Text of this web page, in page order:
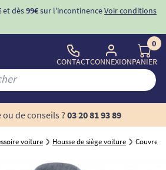
et dès99€sur l'incontinenceVoir conditions
CONTACTCONNEXION
0
PANIER
de conseils ?03 20 81 93 89
voiture Housse de siège voiture Couvre-